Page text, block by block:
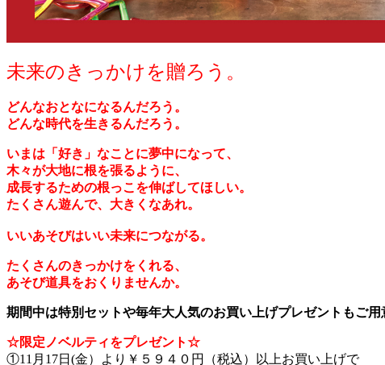
未来のきっかけを贈ろう。
どんなおとなになるんだろう。
どんな時代を生きるんだろう。
いまは「好き」なことに夢中になって、
木々が大地に根を張るように、
成長するための根っこを伸ばしてほしい。
たくさん遊んで、大きくなあれ。
いいあそびはいい未来につながる。
たくさんのきっかけをくれる、
あそび道具をおくりませんか。
期間中は特別セットや毎年大人気のお買い上げプレゼントもご用
☆限定ノベルティをプレゼント☆
①11月17日(金）より￥５９４０円（税込）以上お買い上げで